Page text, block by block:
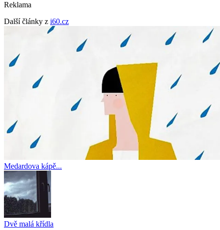
Reklama
Další články z i60.cz
Medardova kápě...
Dvě malá křídla